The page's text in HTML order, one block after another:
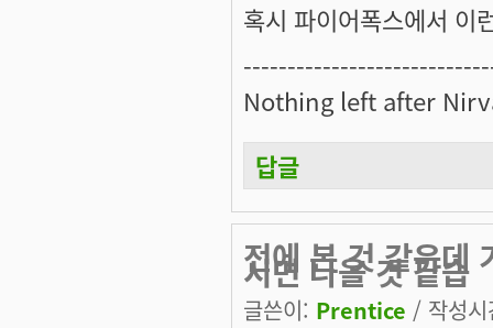
혹시 파이어폭스에서 이
Nothing left after
답글
전에 본 것 같은데
시면 나올 것 같습
글쓴이: Prentice / 작성